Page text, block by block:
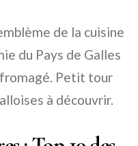
de la cuisine
du Pays de Galles
fromagé. Petit tour
à découvrir.